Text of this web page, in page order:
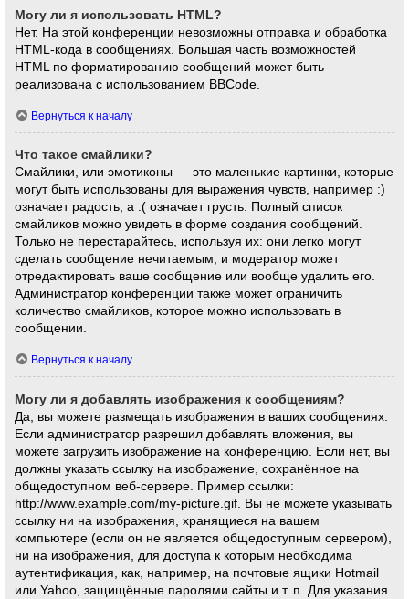
Могу ли я использовать HTML?
Нет. На этой конференции невозможны отправка и обработка
HTML-кода в сообщениях. Большая часть возможностей
HTML по форматированию сообщений может быть
реализована с использованием BBCode.
Вернуться к началу
Что такое смайлики?
Смайлики, или эмотиконы — это маленькие картинки, которые
могут быть использованы для выражения чувств, например :)
означает радость, а :( означает грусть. Полный список
смайликов можно увидеть в форме создания сообщений.
Только не перестарайтесь, используя их: они легко могут
сделать сообщение нечитаемым, и модератор может
отредактировать ваше сообщение или вообще удалить его.
Администратор конференции также может ограничить
количество смайликов, которое можно использовать в
сообщении.
Вернуться к началу
Могу ли я добавлять изображения к сообщениям?
Да, вы можете размещать изображения в ваших сообщениях.
Если администратор разрешил добавлять вложения, вы
можете загрузить изображение на конференцию. Если нет, вы
должны указать ссылку на изображение, сохранённое на
общедоступном веб-сервере. Пример ссылки:
http://www.example.com/my-picture.gif. Вы не можете указывать
ссылку ни на изображения, хранящиеся на вашем
компьютере (если он не является общедоступным сервером),
ни на изображения, для доступа к которым необходима
аутентификация, как, например, на почтовые ящики Hotmail
или Yahoo, защищённые паролями сайты и т. п. Для указания